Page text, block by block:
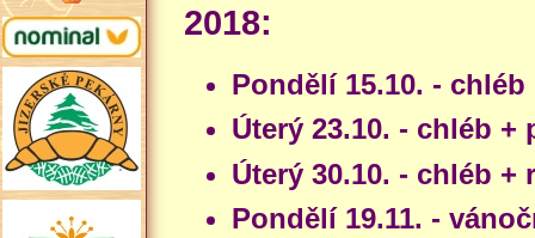
2018:
Pondělí 15.10. - chléb
Úterý 23.10. - chléb +
Úterý 30.10. - chléb +
Pondělí 19.11. -